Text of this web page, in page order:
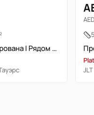
Полностью меблирована | Рядом с метро | Свободна